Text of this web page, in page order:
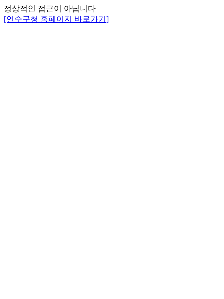
정상적인 접근이 아닙니다
[연수구청 홈페이지 바로가기]